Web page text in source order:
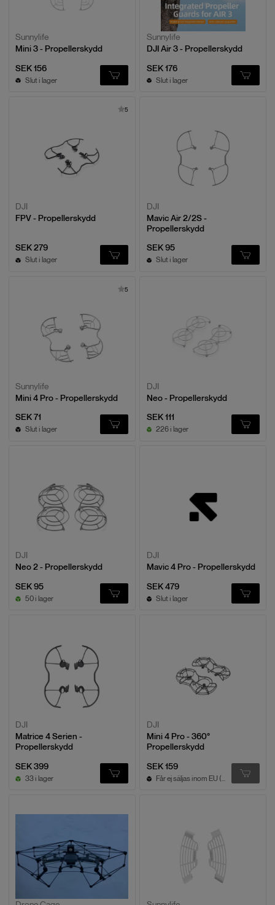
Sunnylife
Mini 3 - Propellerskydd
SEK 156
Slut i lager
Sunnylife
DJI Air 3 - Propellerskydd
SEK 176
Slut i lager
5
DJI
FPV - Propellerskydd
SEK 279
Slut i lager
DJI
Mavic Air 2/2S -
Propellerskydd
SEK 95
Slut i lager
5
Sunnylife
Mini 4 Pro - Propellerskydd
SEK 71
Slut i lager
DJI
Neo - Propellerskydd
SEK 111
226 i lager
DJI
Neo 2 - Propellerskydd
SEK 95
50 i lager
DJI
Mavic 4 Pro - Propellerskydd
SEK 479
Slut i lager
DJI
Matrice 4 Serien -
Propellerskydd
SEK 399
33 i lager
DJI
Mini 4 Pro - 360°
Propellerskydd
SEK 159
Får ej säljas inom EU (överstiger 249g)